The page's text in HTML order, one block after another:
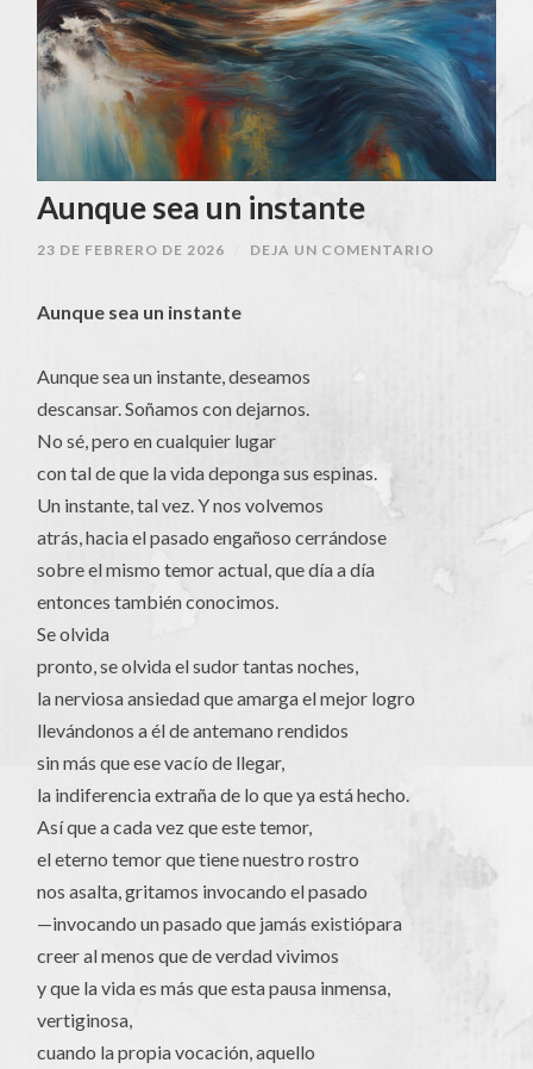
Aunque sea un instante
23 DE FEBRERO DE 2026 DEJA UN COMENTARIO
Aunque sea un instante
Aunque sea un instante, deseamos
descansar. Soñamos con dejarnos.
No sé, pero en cualquier lugar
con tal de que la vida deponga sus espinas.
Un instante, tal vez. Y nos volvemos
atrás, hacia el pasado engañoso cerrándose
sobre el mismo temor actual, que día a día
entonces también conocimos.
Se olvida
pronto, se olvida el sudor tantas noches,
la nerviosa ansiedad que amarga el mejor logro
llevándonos a él de antemano rendidos
sin más que ese vacío de llegar,
la indiferencia extraña de lo que ya está hecho.
Así que a cada vez que este temor,
el eterno temor que tiene nuestro rostro
nos asalta, gritamos invocando el pasado
—invocando un pasado que jamás existiópara
creer al menos que de verdad vivimos
y que la vida es más que esta pausa inmensa,
vertiginosa,
cuando la propia vocación, aquello